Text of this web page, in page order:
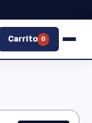
Carrito 0